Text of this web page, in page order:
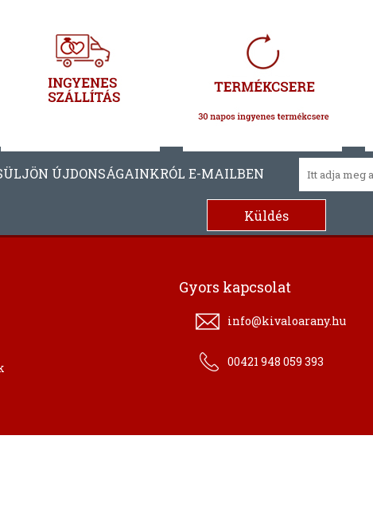
ÚJDONSÁGAINKRÓL E-MAILBEN
Gyors kapcsolat
info@kivaloarany.hu
00421 948 059 393